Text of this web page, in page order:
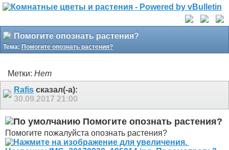
Помогите опознать растения?
Тема: Помогите опознать растения?
Метки: Нет
Rafis сказал(-а):
30.09.2017 21:00
Помогите опознать растения?
Помогите пожалуйста опознать растения?